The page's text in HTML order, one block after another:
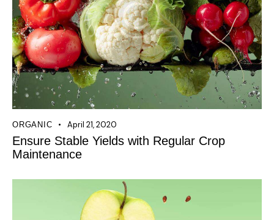
ORGANIC April 21, 2020
Ensure Stable Yields with Regular Crop
Maintenance